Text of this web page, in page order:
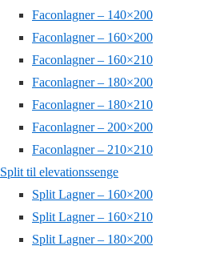
Faconlagner – 140×200
Faconlagner – 160×200
Faconlagner – 160×210
Faconlagner – 180×200
Faconlagner – 180×210
Faconlagner – 200×200
Faconlagner – 210×210
Split til elevationssenge
Split Lagner – 160×200
Split Lagner – 160×210
Split Lagner – 180×200